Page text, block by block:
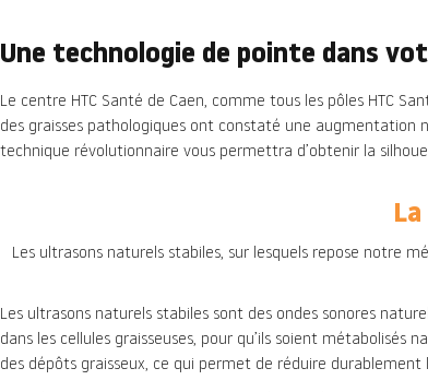
Une technologie de pointe dans
Le centre HTC Santé de Caen, comme tous les pôles HTC
des graisses pathologiques ont constaté une augmentation
technique révolutionnaire vous permettra d’obtenir la
Les ultrasons naturels stabiles, sur lesquels repose notre
Les ultrasons naturels stabiles sont des ondes sonores
dans les cellules graisseuses, pour qu’ils soient
des dépôts graisseux, ce qui permet de réduire